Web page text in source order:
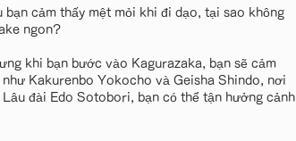
cảm thấy mệt mỏi khi đi dạo, tại sao không
ngon?
khi bạn bước vào Kagurazaka, bạn sẽ cảm
Kakurenbo Yokocho và Geisha Shindo, nơi
đài Edo Sotobori, bạn có thể tận hưởng cảnh